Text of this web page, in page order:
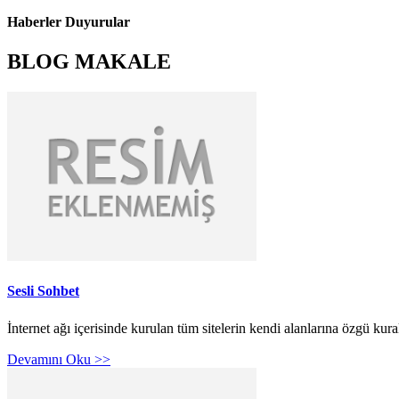
Haberler Duyurular
BLOG MAKALE
Sesli Sohbet
İnternet ağı içerisinde kurulan tüm sitelerin kendi alanlarına özgü
Devamını Oku >>